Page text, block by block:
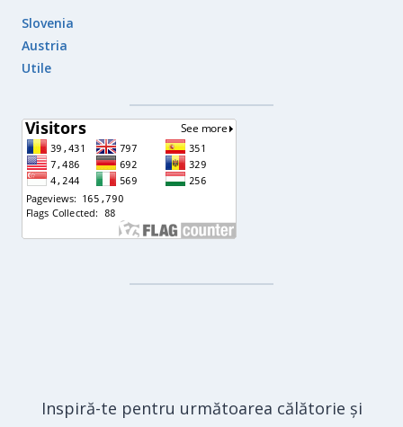
Slovenia
Austria
Utile
Inspiră-te pentru următoarea călătorie și